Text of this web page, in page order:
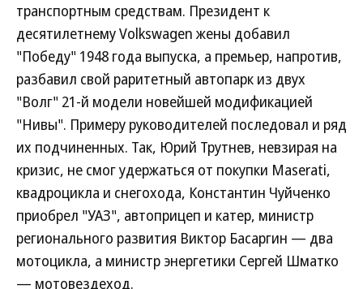
транспортным средствам. Президент к
десятилетнему Volkswagen жены добавил
"Победу" 1948 года выпуска, а премьер, напротив,
разбавил свой раритетный автопарк из двух
"Волг" 21-й модели новейшей модификацией
"Нивы". Примеру руководителей последовал и ряд
их подчиненных. Так, Юрий Трутнев, невзирая на
кризис, не смог удержаться от покупки Maserati,
квадроцикла и снегохода, Константин Чуйченко
приобрел "УАЗ", автоприцеп и катер, министр
регионального развития Виктор Басаргин — два
мотоцикла, а министр энергетики Сергей Шматко
— мотовездеход.